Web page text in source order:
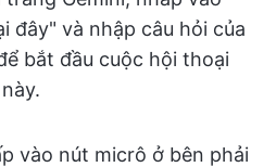
đây" và nhập câu hỏi của
bắt đầu cuộc hội thoại
vào nút micrô ở bên phải